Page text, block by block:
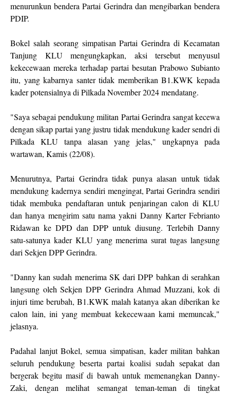
menurunkun bendera Partai Gerindra dan mengibarkan bendera
PDIP.
Bokel salah seorang simpatisan Partai Gerindra di Kecamatan
Tanjung KLU mengungkapkan, aksi tersebut menyusul
kekecewaan mereka terhadap partai besutan Prabowo Subianto
itu, yang kabarnya santer tidak memberikan B1.KWK kepada
kader potensialnya di Pilkada November 2024 mendatang.
"Saya sebagai pendukung militan Partai Gerindra sangat kecewa
dengan sikap partai yang justru tidak mendukung kader sendri di
Pilkada KLU tanpa alasan yang jelas," ungkapnya pada
wartawan, Kamis (22/08).
Menurutnya, Partai Gerindra tidak punya alasan untuk tidak
mendukung kadernya sendiri mengingat, Partai Gerindra sendiri
tidak membuka pendaftaran untuk penjaringan calon di KLU
dan hanya mengirim satu nama yakni Danny Karter Febrianto
Ridawan ke DPD dan DPP untuk diusung. Terlebih Danny
satu-satunya kader KLU yang menerima surat tugas langsung
dari Sekjen DPP Gerindra.
"Danny kan sudah menerima SK dari DPP bahkan di serahkan
langsung oleh Sekjen DPP Gerindra Ahmad Muzzani, kok di
injuri time berubah, B1.KWK malah katanya akan diberikan ke
calon lain, ini yang membuat kekecewaan kami memuncak,"
jelasnya.
Padahal lanjut Bokel, semua simpatisan, kader militan bahkan
seluruh pendukung beserta partai koalisi sudah sepakat dan
bergerak begitu masif di bawah untuk memenangkan Danny-
Zaki, dengan melihat semangat teman-teman di tingkat